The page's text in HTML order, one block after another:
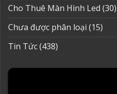
Cho Thuê Màn Hình Led (30)
Chưa được phân loại (15)
Tin Tức(438)